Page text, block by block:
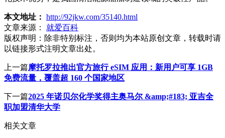
本文地址： http://92jkw.com/35140.html
文章来源：
就爱百科
版权声明： 除非特别标注，否则均为本站原创文章，转载时请
以链接形式注明文章出处。
上一篇摩托罗拉推出官方旅行 eSIM 应用：新用户可享 1GB
免费流量，覆盖超 160 个国家地区
下一篇2025 年诺贝尔化学奖得主奥马尔 &amp;#183; 亚吉全
职加盟清华大学
相关文章